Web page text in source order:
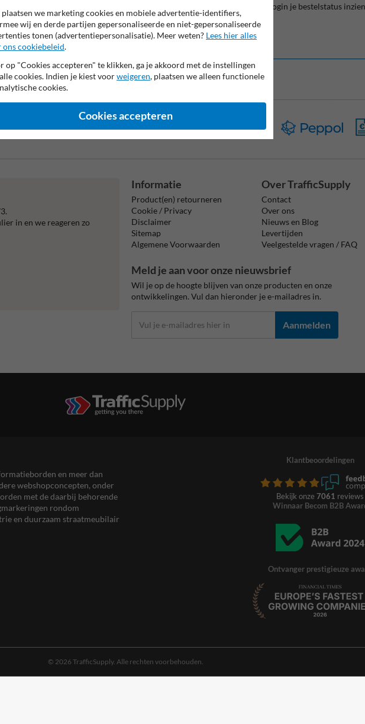
Je kan ook zonder login je bestelstatus
mailadres.
per bank
in en we reageren zo
Informatie
Product(en) retourneren
Cookie / Privacy
Disclaimer
Sitemap
Algemene Voorwaarden
Over TrafficSupply
Contact
Over ons
Nieuws en Blog
Levertijden
Veelgestelde vragen / FAQ
Meld je aan voor onze nieuwsbrief
Wil je op de hoogte blijven van onze producten en onze
ontwikkelingen. Vul dan hieronder je e-mailadres in.
Aanmelden
en meer dan
webshopconcepten, onder
met de daarbij behorende
rondom
en duurzaam straatmeubilair
Klantbeoordelingen
Bekijk onze 7061 reviews
Winnaar Becom B2B
Ontvanger prestigieuze
© 2026 TrafficSupply. Alle rechten voorbehouden.
plaatsen we marketing cookies en mobiele advertentie-identifiers,
wij en derde partijen gepersonaliseerde en niet-gepersonaliseerde
tonen (advertentiepersonalisatie). Meer weten? Lees hier alles
ons cookiebeleid.
op "Cookies accepteren" te klikken, ga je akkoord met de instellingen
cookies. Indien je kiest voorweigeren, plaatsen we alleen functionele
cookies.
Cookies accepteren